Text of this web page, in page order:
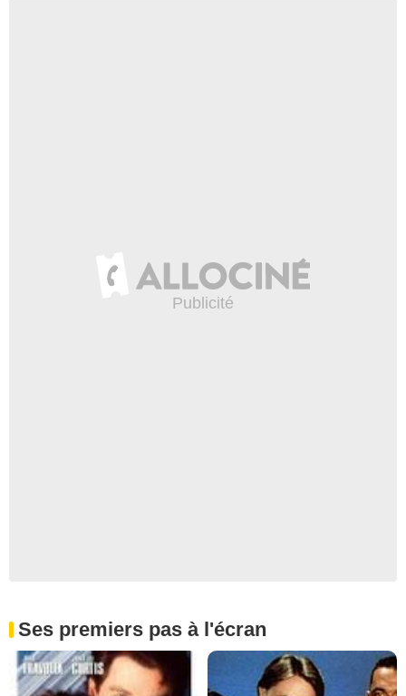
Ses premiers pas à l'écran